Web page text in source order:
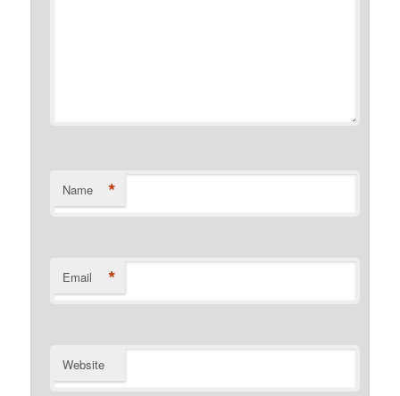
Name *
Email *
Website